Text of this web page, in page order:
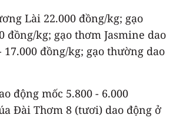
Lài 22.000 đồng/kg; gạo
đồng/kg; gạo thơm Jasmine dao
đồng/kg; gạo thường dao
động mốc 5.800 - 6.000
Đài Thơm 8 (tươi) dao động ở